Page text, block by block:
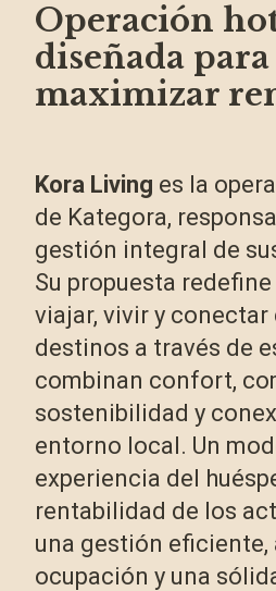
Operación
diseñada para
maximizar
Kora Living es la
de Kategora,
gestión integral de
Su propuesta
viajar, vivir y conectar
destinos a través de
combinan confort,
sostenibilidad y
entorno local. Un
experiencia del
rentabilidad de los
una gestión eficiente,
ocupación y una